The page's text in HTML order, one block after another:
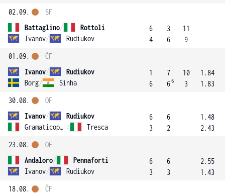
02.09.
Battaglino/
Rottoli
Ivanov/ Rudiukov
SF
6
4
3
6
11
9
01.09.
Ivanov/
Rudiukov
Borg/ Sinha
ČF
1
6
7
66
10
3
1.84
1.83
30.08.
Ivanov/
Rudiukov
Gramaticopolo / Tresca
OF
6
3
6
2
1.48
2.43
23.08.
Andaloro/
Pennaforti
Ivanov/ Rudiukov
OF
6
3
6
3
2.55
1.43
18.08.
ČF